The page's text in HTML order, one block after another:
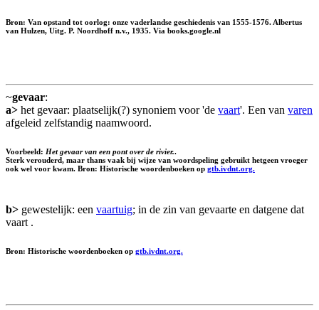
Bron: Van opstand tot oorlog: onze vaderlandse geschiedenis van 1555-1576. Albertus
van Hulzen, Uitg. P. Noordhoff n.v., 1935. Via books.google.nl
~gevaar:
a> het gevaar: plaatselijk(?) synoniem voor 'de vaart'. Een van varen
afgeleid zelfstandig naamwoord.
Voorbeeld: Het gevaar van een pont over de rivier..
Sterk verouderd, maar thans vaak bij wijze van woordspeling gebruikt hetgeen vroeger
ook wel voor kwam. Bron: Historische woordenboeken op gtb.ivdnt.org.
b> gewestelijk: een vaartuig; in de zin van gevaarte en datgene dat
vaart .
Bron: Historische woordenboeken op gtb.ivdnt.org.